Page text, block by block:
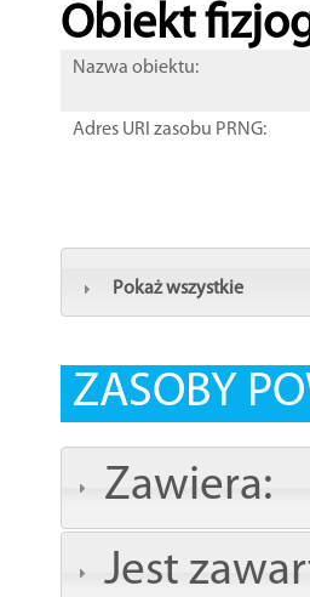
Obiekt
Nazwa obiektu:
Adres URI zasobu PRNG:
Pokaż wszystkie
ZASOBY
Zawiera:
Jest